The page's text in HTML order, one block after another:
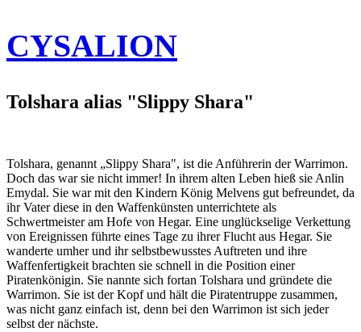
CYSALION
Tolshara alias "Slippy Shara"
Tolshara, genannt „Slippy Shara", ist die Anführerin der Warrimon.
Doch das war sie nicht immer! In ihrem alten Leben hieß sie Anlin
Emydal. Sie war mit den Kindern König Melvens gut befreundet, da
ihr Vater diese in den Waffenkünsten unterrichtete als
Schwertmeister am Hofe von Hegar. Eine unglückselige Verkettung
von Ereignissen führte eines Tage zu ihrer Flucht aus Hegar. Sie
wanderte umher und ihr selbstbewusstes Auftreten und ihre
Waffenfertigkeit brachten sie schnell in die Position einer
Piratenkönigin. Sie nannte sich fortan Tolshara und gründete die
Warrimon. Sie ist der Kopf und hält die Piratentruppe zusammen,
was nicht ganz einfach ist, denn bei den Warrimon ist sich jeder
selbst der nächste.